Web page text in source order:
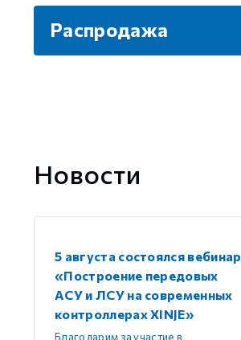
Распродажа
Новости
5 августа состоялся вебинар
«Построение передовых
АСУ и ЛСУ на современных
контроллерах XINJE»
Благодарим за участие в